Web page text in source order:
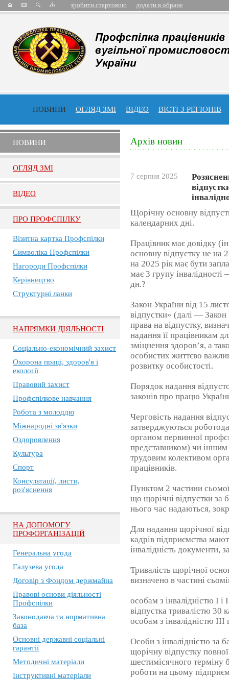
зробити стартовою додати в обране
НОВИНИ ОГЛЯД ЗМІ ВІДЕО ВІСТІ З РЕГІОНІВ
НОВИНИ
ОГЛЯД ЗМI
ВIДЕО
ПРО ПРОФСПIЛКУ
Візитна картка Профспілки
Символіка Профспілки
Нагороди Профспілки
Керівництво
Структурні ланки
НАПРЯМКИ ДІЯЛЬНОСТІ
Соціально-економічний захист
Охорона праці, здоров'я і
екології
Правовий захист
Профспілкове навчання
Робота з молоддю
Міжнародні зв'язки
Оздоровлення
Культура
Спорт
Консультації, листи,
роз'яснення
НА ДОПОМОГУ
ПРОФОРГАНІЗАЦІЙ
Генеральна угода
Галузева угода
Договір з Фондом держмайна
Правові основи діяльності
Профспілки
Законодавча та нормативна
база
Основні державні соціальні
гарантії
Методичні матеріали
Інструктивні матеріали
Архів новин
7 серпня 2025
Щорічну основну
календарних дні.
Працівник має довідку
основну відпустку не на
на 2025 рік має бути
має 3 групу
дн.?
Закон України від 15
відпустки» (далі —
права на відпустку,
надання її працівникам
зміцнення здоров’я, а
особистих життєво
розвитку особистості.
Порядок надання
законів про працю
Черговість надання
затверджуються
органом первинної
представником) чи
трудовим колективом
працівників.
Пунктом 2 частини
що щорічні відпустки за
нього час надаються,
Для надання щорічної
кадрів підприємства
інвалідність документи,
Тривалість щорічної
визначено в частині
особам з інвалідністю I
відпустка тривалістю 30
особам з інвалідністю
Особи з інвалідністю за
щорічну відпустку
шестимісячного терміну
роботи на цьому